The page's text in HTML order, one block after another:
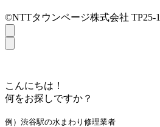
©NTTタウンページ株式会社 TP25-
こんにちは！
何をお探しですか？
例）渋谷駅の水まわり修理業者